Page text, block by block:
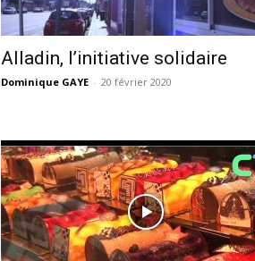
Alladin, l’initiative solidaire
Dominique GAYE - 20 février 2020